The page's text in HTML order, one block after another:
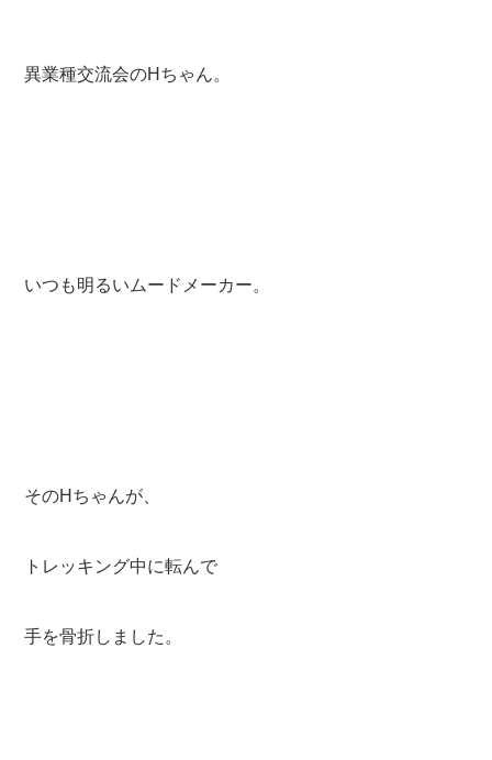
異業種交流会のHちゃん。
いつも明るいムードメーカー。
そのHちゃんが、
トレッキング中に転んで
手を骨折しました。